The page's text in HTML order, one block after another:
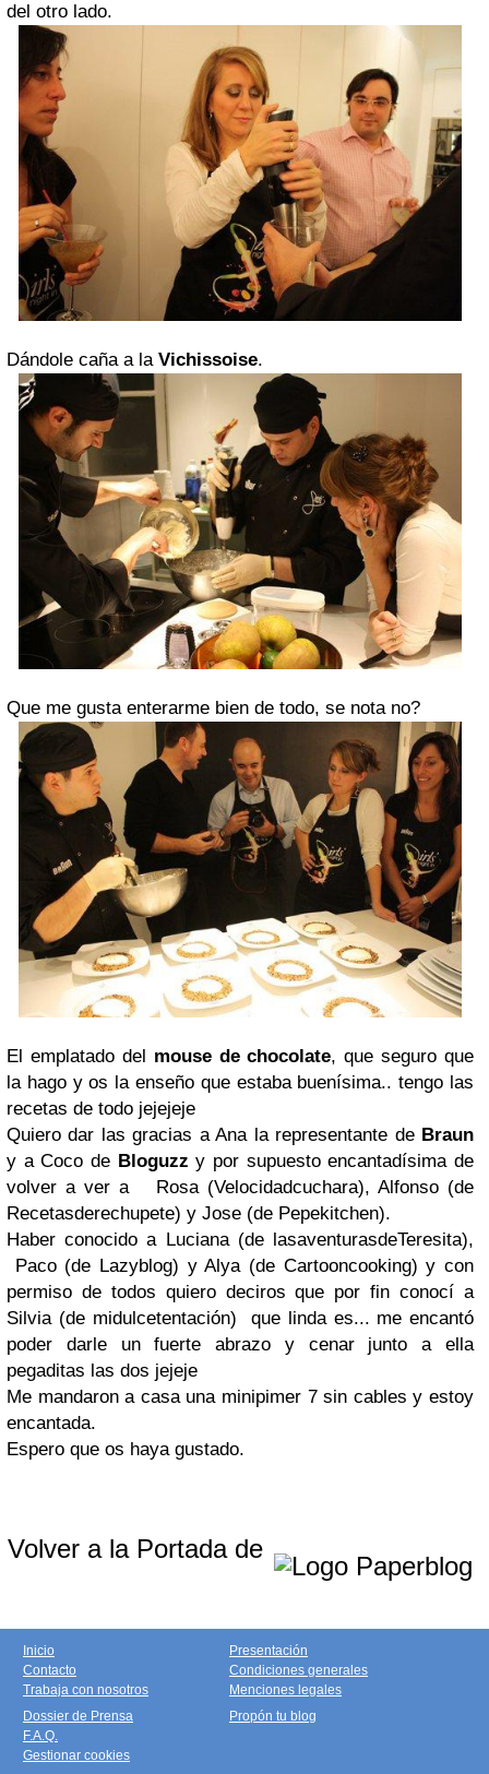
del otro lado.
Dándole caña a la Vichissoise.
Que me gusta enterarme bien de todo, se nota no?
El emplatado del mouse de chocolate, que seguro que
la hago y os la enseño que estaba buenísima.. tengo las
recetas de todo jejejeje
Quiero dar las gracias a Ana la representante de Braun
y a Coco de Bloguzz y por supuesto encantadísima de
volver a ver a Rosa (Velocidadcuchara), Alfonso (de
Recetasderechupete) y Jose (de Pepekitchen).
Haber conocido a Luciana (de lasaventurasdeTeresita),
Paco (de Lazyblog) y Alya (de Cartooncooking) y con
permiso de todos quiero deciros que por fin conocí a
Silvia (de midulcetentación) que linda es... me encantó
poder darle un fuerte abrazo y cenar junto a ella
pegaditas las dos jejeje
Me mandaron a casa una minipimer 7 sin cables y estoy
encantada.
Espero que os haya gustado.
Volver a la Portada de
Inicio
Contacto
Trabaja con nosotros
Presentación
Condiciones generales
Menciones legales
Dossier de Prensa
F.A.Q.
Gestionar cookies
Propón tu blog